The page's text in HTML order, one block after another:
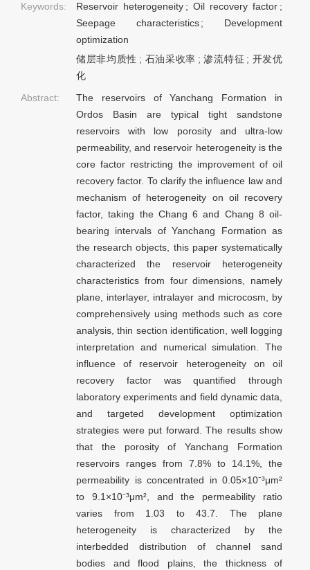
Keywords:
Reservoir heterogeneity ;Oil recovery factor ;
Seepage characteristics ; Development
optimization
储层非均质性 ; 石油采收率 ;渗流特征 ; 开发优
化
Abstract:
The reservoirs of Yanchang Formation in
Ordos Basin are typical tight sandstone
reservoirs with low porosity and ultra-low
permeability, and reservoir heterogeneity is the
core factor restricting the improvement of oil
recovery factor. To clarify the influence law and
mechanism of heterogeneity on oil recovery
factor, taking the Chang 6 and Chang 8 oil-
bearing intervals of Yanchang Formation as
the research objects, this paper systematically
characterized the reservoir heterogeneity
characteristics from four dimensions, namely
plane, interlayer, intralayer and microcosm, by
comprehensively using methods such as core
analysis, thin section identification, well logging
interpretation and numerical simulation. The
influence of reservoir heterogeneity on oil
recovery factor was quantified through
laboratory experiments and field dynamic data,
and targeted development optimization
strategies were put forward. The results show
that the porosity of Yanchang Formation
reservoirs ranges from 7.8% to 14.1%, the
permeability is concentrated in 0.05×10⁻³μm²
to 9.1×10⁻³μm², and the permeability ratio
varies from 1.03 to 43.7. The plane
heterogeneity is characterized by the
interbedded distribution of channel sand
bodies and flood plains, the thickness of